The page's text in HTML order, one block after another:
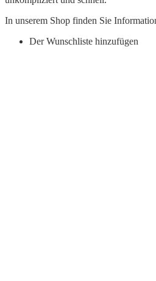
In unserem Shop finden Sie
Der Wunschliste hinzufügen